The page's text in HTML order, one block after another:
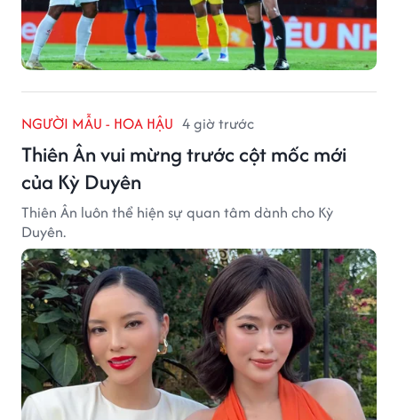
NGƯỜI MẪU - HOA HẬU 4 giờ trước
Thiên Ân vui mừng trước cột mốc mới
của Kỳ Duyên
Thiên Ân luôn thể hiện sự quan tâm dành cho Kỳ
Duyên.